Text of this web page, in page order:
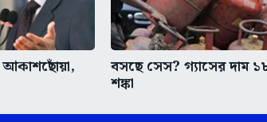
আকাশছোঁয়া, বসছে সেস? গ্যাসের দাম
শঙ্কা